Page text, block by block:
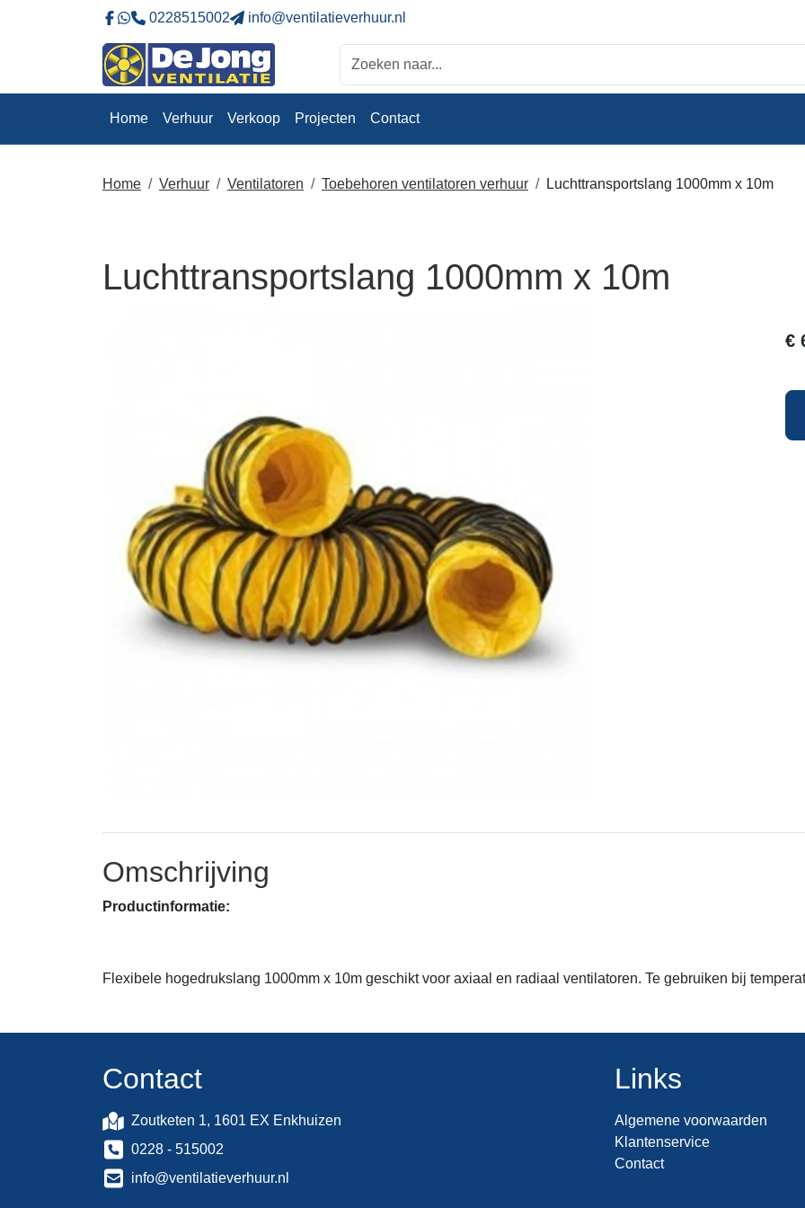
Naar onze Facebookpagina
Stuur ons eeb whatsapp bericht
0228515002 info@ventilatieverhuur.nl
Home Verhuur Verkoop Projecten Contact
Home Verhuur Ventilatoren Toebehoren ventilatoren verhuur Luchttransportslang 1000mm x 10m
Luchttransportslang 1000mm x 10m
€
Omschrijving
Productinformatie:
Flexibele hogedrukslang 1000mm x 10m geschikt voor axiaal en radiaal ventilatoren. Te gebruiken bij
Contact
Zoutketen 1, 1601 EX Enkhuizen
0228 - 515002
info@ventilatieverhuur.nl
Links
Algemene voorwaarden
Klantenservice
Contact